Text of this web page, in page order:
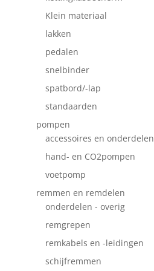
Klein materiaal
lakken
pedalen
snelbinder
spatbord/-lap
standaarden
pompen
accessoires en onderdelen
hand- en CO2pompen
voetpomp
remmen en remdelen
onderdelen - overig
remgrepen
remkabels en -leidingen
schijfremmen